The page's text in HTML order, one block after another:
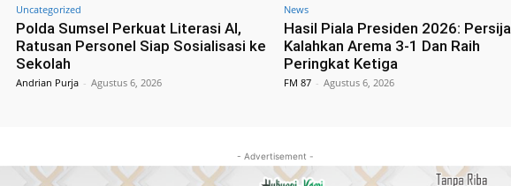
Uncategorized
Polda Sumsel Perkuat Literasi AI,
Ratusan Personel Siap Sosialisasi ke
Sekolah
Andrian Purja - Agustus 6, 2026
News
Hasil Piala Presiden 2026: Persija
Kalahkan Arema 3-1 Dan Raih
Peringkat Ketiga
FM 87 - Agustus 6, 2026
- Advertisement -